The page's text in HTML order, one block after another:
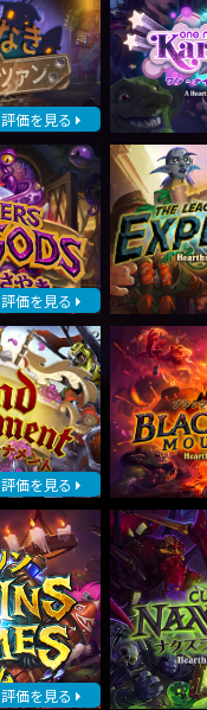
評価を見る
評価を見る
評価を見る
評価を見る